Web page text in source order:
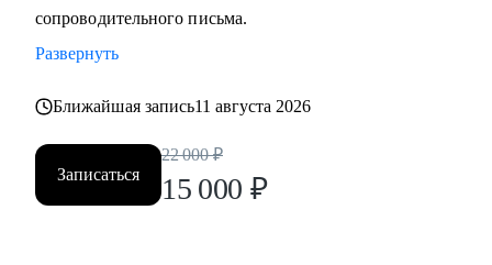
сопроводительного письма.
Развернуть
Ближайшая запись11 августа 2026
Записаться
22 000 ₽
15 000 ₽